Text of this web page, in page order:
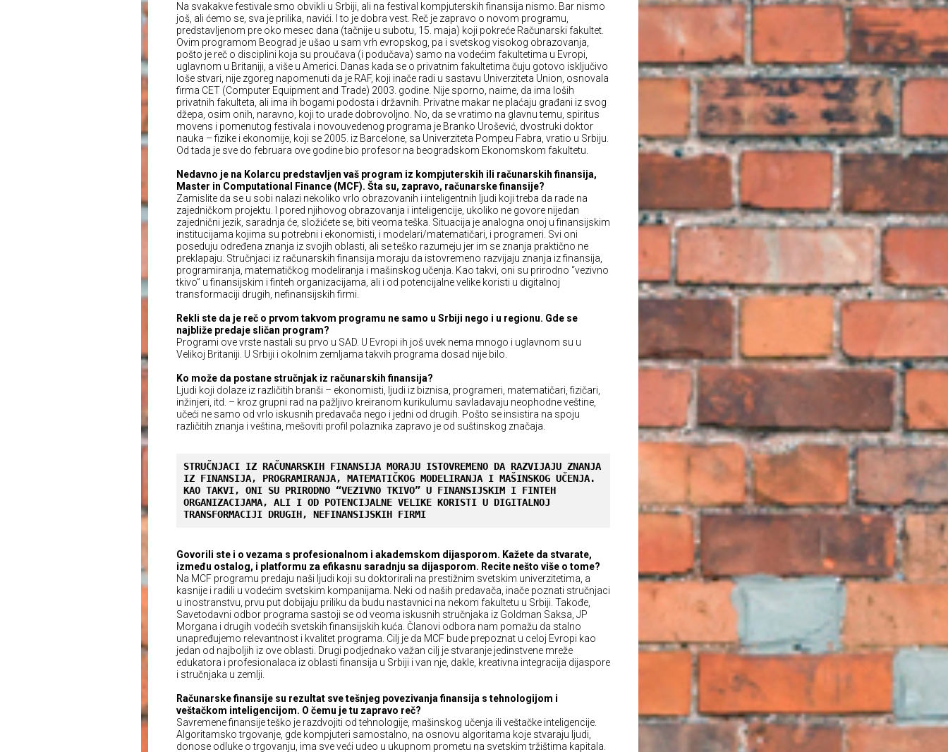
Na svakakve festivale smo obvikli u Srbiji, ali na festival kompjuterskih finansija nismo. Bar nismo
još, ali ćemo se, sva je prilika, navići. I to je dobra vest. Reč je zapravo o novom programu,
predstavljenom pre oko mesec dana (tačnije u subotu, 15. maja) koji pokreće Računarski fakultet.
Ovim programom Beograd je ušao u sam vrh evropskog, pa i svetskog visokog obrazovanja,
pošto je reč o disciplini koja su proučava (i podučava) samo na vodećim fakultetima u Evropi,
uglavnom u Britaniji, a više u Americi. Danas kada se o privatnim fakultetima čuju gotovo isključivo
loše stvari, nije zgoreg napomenuti da je RAF, koji inače radi u sastavu Univerziteta Union, osnovala
firma CET (Computer Equipment and Trade) 2003. godine. Nije sporno, naime, da ima loših
privatnih fakulteta, ali ima ih bogami podosta i državnih. Privatne makar ne plaćaju građani iz svog
džepa, osim onih, naravno, koji to urade dobrovoljno. No, da se vratimo na glavnu temu, spiritus
movens i pomenutog festivala i novouvedenog programa je Branko Urošević, dvostruki doktor
nauka – fizike i ekonomije, koji se 2005. iz Barcelone, sa Univerziteta Pompeu Fabra, vratio u Srbiju.
Od tada je sve do februara ove godine bio profesor na beogradskom Ekonomskom fakultetu.
Nedavno je na Kolarcu predstavljen vaš program iz kompjuterskih ili računarskih finansija,
Master in Computational Finance (MCF). Šta su, zapravo, računarske finansije?
Zamislite da se u sobi nalazi nekoliko vrlo obrazovanih i inteligentnih ljudi koji treba da rade na
zajedničkom projektu. I pored njihovog obrazovanja i inteligencije, ukoliko ne govore nijedan
zajednični jezik, saradnja će, složićete se, biti veoma teška. Situacija je analogna onoj u finansijskim
institucijama kojima su potrebni i ekonomisti, i modelari/matematičari, i programeri. Svi oni
poseduju određena znanja iz svojih oblasti, ali se teško razumeju jer im se znanja praktično ne
preklapaju. Stručnjaci iz računarskih finansija moraju da istovremeno razvijaju znanja iz finansija,
programiranja, matematičkog modeliranja i mašinskog učenja. Kao takvi, oni su prirodno “vezivno
tkivo” u finansijskim i finteh organizacijama, ali i od potencijalne velike koristi u digitalnoj
transformaciji drugih, nefinansijskih firmi.
Rekli ste da je reč o prvom takvom programu ne samo u Srbiji nego i u regionu. Gde se
najbliže predaje sličan program?
Programi ove vrste nastali su prvo u SAD. U Evropi ih još uvek nema mnogo i uglavnom su u
Velikoj Britaniji. U Srbiji i okolnim zemljama takvih programa dosad nije bilo.
Ko može da postane stručnjak iz računarskih finansija?
Ljudi koji dolaze iz različitih branši – ekonomisti, ljudi iz biznisa, programeri, matematičari, fizičari,
inžinjeri, itd. – kroz grupni rad na pažljivo kreiranom kurikulumu savladavaju neophodne veštine,
učeći ne samo od vrlo iskusnih predavača nego i jedni od drugih. Pošto se insistira na spoju
različitih znanja i veština, mešoviti profil polaznika zapravo je od suštinskog značaja.
STRUČNJACI IZ RAČUNARSKIH FINANSIJA MORAJU ISTOVREMENO DA RAZVIJAJU ZNANJA
IZ FINANSIJA, PROGRAMIRANJA, MATEMATIČKOG MODELIRANJA I MAŠINSKOG UČENJA.
KAO TAKVI, ONI SU PRIRODNO “VEZIVNO TKIVO” U FINANSIJSKIM I FINTEH
ORGANIZACIJAMA, ALI I OD POTENCIJALNE VELIKE KORISTI U DIGITALNOJ
TRANSFORMACIJI DRUGIH, NEFINANSIJSKIH FIRMI
Govorili ste i o vezama s profesionalnom i akademskom dijasporom. Kažete da stvarate,
između ostalog, i platformu za efikasnu saradnju sa dijasporom. Recite nešto više o tome?
Na MCF programu predaju naši ljudi koji su doktorirali na prestižnim svetskim univerzitetima, a
kasnije i radili u vodećim svetskim kompanijama. Neki od naših predavača, inače poznati stručnjaci
u inostranstvu, prvu put dobijaju priliku da budu nastavnici na nekom fakultetu u Srbiji. Takođe,
Savetodavni odbor programa sastoji se od veoma iskusnih stručnjaka iz Goldman Saksa, JP
Morgana i drugih vodećih svetskih finansijskih kuća. Članovi odbora nam pomažu da stalno
unapređujemo relevantnost i kvalitet programa. Cilj je da MCF bude prepoznat u celoj Evropi kao
jedan od najboljih iz ove oblasti. Drugi podjednako važan cilj je stvaranje jedinstvene mreže
edukatora i profesionalaca iz oblasti finansija u Srbiji i van nje, dakle, kreativna integracija dijaspore
i stručnjaka u zemlji.
Računarske finansije su rezultat sve tešnjeg povezivanja finansija s tehnologijom i
veštačkom inteligencijom. O čemu je tu zapravo reč?
Savremene finansije teško je razdvojiti od tehnologije, mašinskog učenja ili veštačke inteligencije.
Algoritamsko trgovanje, gde kompjuteri samostalno, na osnovu algoritama koje stvaraju ljudi,
donose odluke o trgovanju, ima sve veći udeo u ukupnom prometu na svetskim tržištima kapitala.